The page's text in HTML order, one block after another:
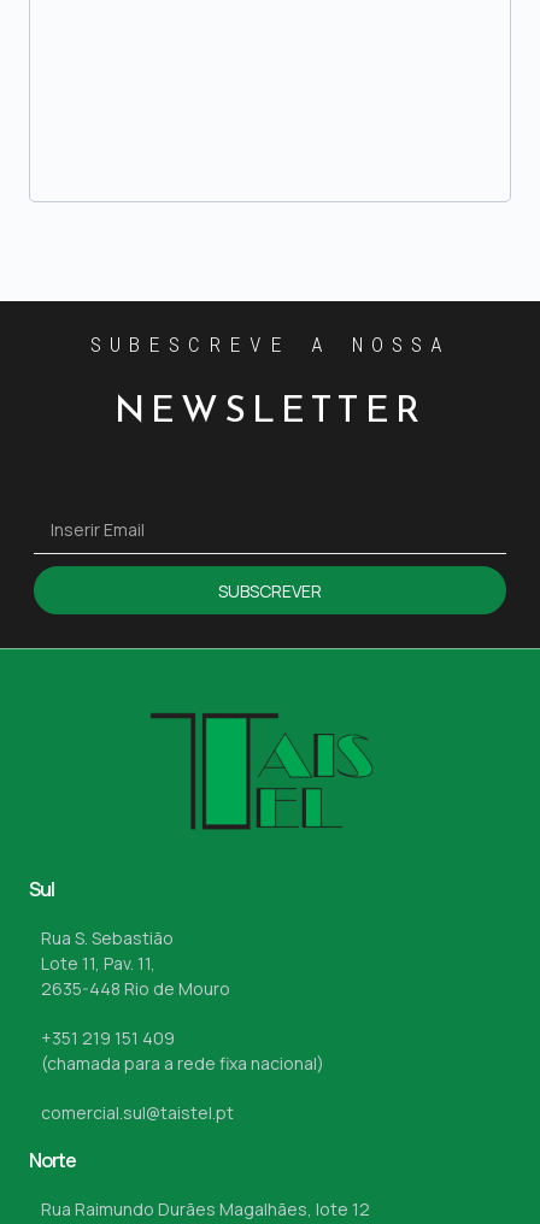
SUBESCREVE A NOSSA
NEWSLETTER
SUBSCREVER
Sul
Rua S. Sebastião
Lote 11, Pav. 11,
2635-448 Rio de Mouro
+351 219 151 409
(chamada para a rede fixa nacional)
comercial.sul@taistel.pt
Norte
Rua Raimundo Durães Magalhães, lote 12